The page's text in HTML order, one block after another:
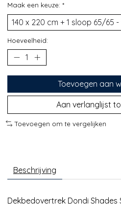
Maak een keuze: *
Hoeveelheid:
Toevoegen aan
Aan verlanglijst
Toevoegen om te vergelijken
Beschrijving
Dekbedovertrek Dondi Shades